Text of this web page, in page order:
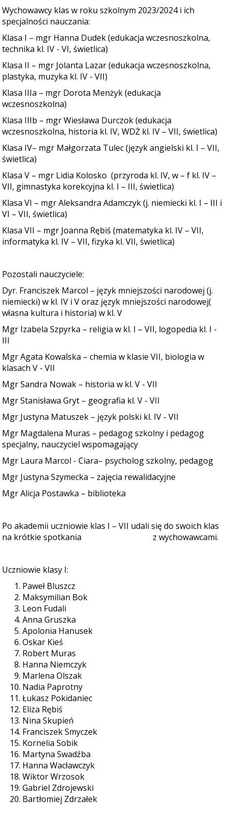
Wychowawcy klas w roku szkolnym 2023/2024 i ich
specjalności nauczania:
Klasa I – mgr Hanna Dudek (edukacja wczesnoszkolna,
technika kl. IV - VI, świetlica)
Klasa II – mgr Jolanta Lazar (edukacja wczesnoszkolna,
plastyka, muzyka kl. IV - VII)
Klasa IIIa – mgr Dorota Menżyk (edukacja
wczesnoszkolna)
Klasa IIIb – mgr Wiesława Durczok (edukacja
wczesnoszkolna, historia kl. IV, WDŻ kl. IV – VII, świetlica)
Klasa IV– mgr Małgorzata Tulec (język angielski kl. I – VII,
świetlica)
Klasa V – mgr Lidia Kolosko (przyroda kl. IV, w – f kl. IV –
VII, gimnastyka korekcyjna kl. I – III, świetlica)
Klasa VI – mgr Aleksandra Adamczyk (j. niemiecki kl. I – III i
VI – VII, świetlica)
Klasa VII – mgr Joanna Rębiś (matematyka kl. IV – VII,
informatyka kl. IV – VII, fizyka kl. VII, świetlica)
Pozostali nauczyciele:
Dyr. Franciszek Marcol – język mniejszości narodowej (j.
niemiecki) w kl. IV i V oraz język mniejszości narodowej(
własna kultura i historia) w kl. V
Mgr Izabela Szpyrka – religia w kl. I – VII, logopedia kl. I -
III
Mgr Agata Kowalska – chemia w klasie VII, biologia w
klasach V - VII
Mgr Sandra Nowak – historia w kl. V - VII
Mgr Stanisława Gryt – geografia kl. V - VII
Mgr Justyna Matuszek – język polski kl. IV - VII
Mgr Magdalena Muras – pedagog szkolny i pedagog
specjalny, nauczyciel wspomagający
Mgr Laura Marcol - Ciara– psycholog szkolny, pedagog
Mgr Justyna Szymecka – zajęcia rewalidacyjne
Mgr Alicja Postawka – biblioteka
Po akademii uczniowie klas I – VII udali się do swoich klas
na krótkie spotkania z wychowawcami.
Uczniowie klasy I:
Paweł Bluszcz
Maksymilian Bok
Leon Fudali
Anna Gruszka
Apolonia Hanusek
Oskar Kieś
Robert Muras
Hanna Niemczyk
Marlena Olszak
Nadia Paprotny
Łukasz Pokidaniec
Eliza Rębiś
Nina Skupień
Franciszek Smyczek
Kornelia Sobik
Martyna Swadźba
Hanna Wacławczyk
Wiktor Wrzosok
Gabriel Zdrojewski
Bartłomiej Zdrzałek